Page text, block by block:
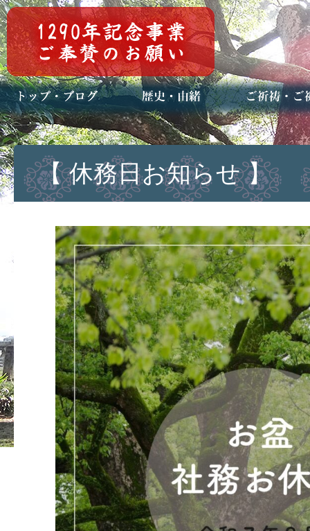
トップページ
ブログ(日々八百万)
お知らせ一覧 歴史・ご祭神
年中行事
メディア掲載 ご祈祷・ご祈
安産祈願
初宮参り
七五三詣
長寿のお祝い
神前結婚式
厄祓い・方位
車のお祓い
地鎮祭
神葬祭（神式
【 休務日お知らせ 】